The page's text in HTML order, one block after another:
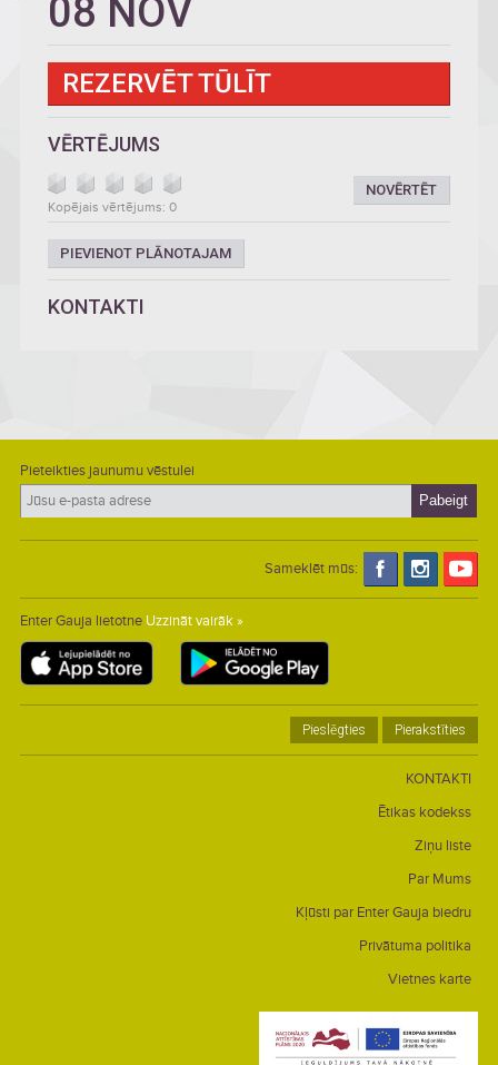
08 NOV
REZERVĒT TŪLĪT
VĒRTĒJUMS
NOVĒRTĒT
Kopējais vērtējums: 0
PIEVIENOT PLĀNOTAJAM
KONTAKTI
Pieteikties jaunumu vēstulei
Sameklēt mūs:
Enter Gauja lietotne Uzzināt vairāk »
Pieslēgties Pierakstīties
KONTAKTI
Ētikas kodekss
Ziņu liste
Par Mums
Kļūsti par Enter Gauja biedru
Privātuma politika
Vietnes karte